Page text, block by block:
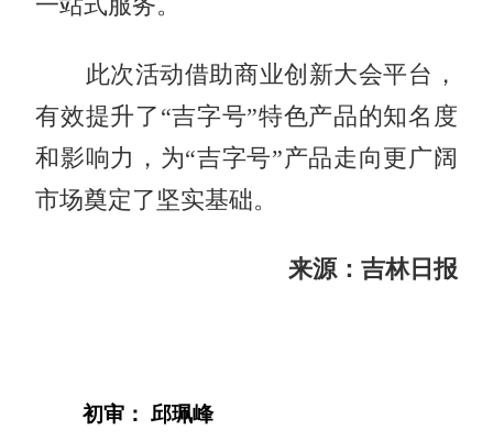
此次活动借助商业创新大会平台，
有效提升了“吉字号”特色产品的知名度
和影响力，为“吉字号”产品走向更广阔
市场奠定了坚实基础。
来源：吉林日报
初审： 邱珮峰